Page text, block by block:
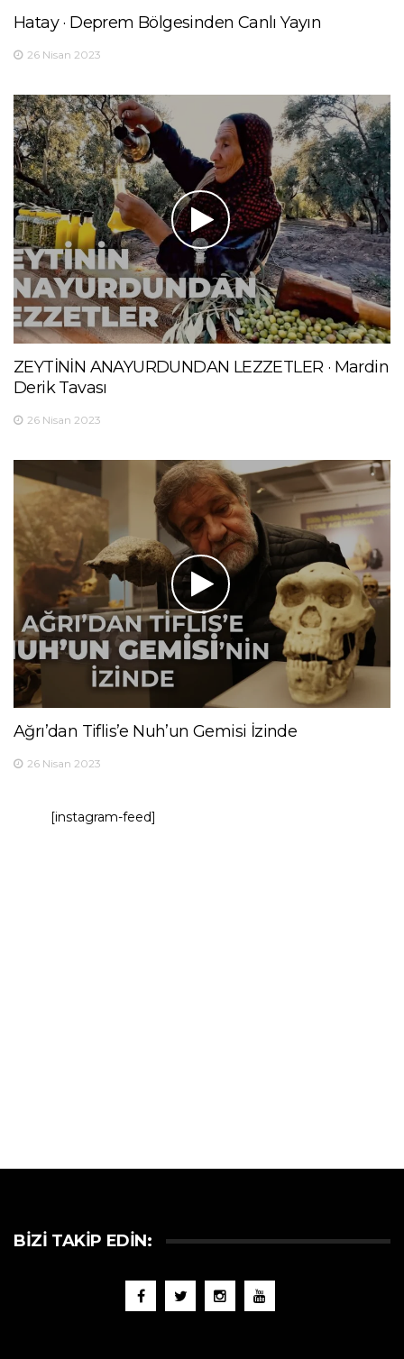
Hatay · Deprem Bölgesinden Canlı Yayın
26 Nisan 2023
ZEYTİNİN ANAYURDUNDAN LEZZETLER · Mardin
Derik Tavası
26 Nisan 2023
Ağrı’dan Tiflis’e Nuh’un Gemisi İzinde
26 Nisan 2023
[instagram-feed]
BIZI TAKIP EDIN: